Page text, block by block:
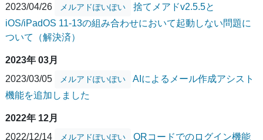
2023/04/26
メルアドぽいぽい
捨てメアドv2.5.5と
iOS/iPadOS 11-13の組み合わせにおいて起動しない問題に
ついて（解決済）
2023年 03月
2023/03/05
メルアドぽいぽい
AIによるメール作成アシスト
機能を追加しました
2022年 12月
2022/12/14
メルアドぽいぽい QRコードでのログイン機能